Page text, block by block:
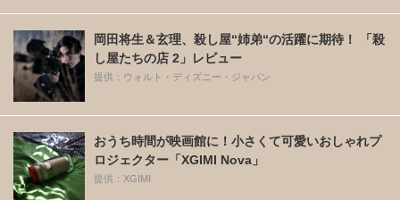
岡田将生＆玄理、殺し屋“姉弟“の活躍に期待！ 「殺
し屋たちの店 2」レビュー
提供：ウォルト・ディズニー・ジャパン
おうち時間が映画館に！小さくて可愛いおしゃれプ
ロジェクター「XGIMI Nova」
提供：XGIMI